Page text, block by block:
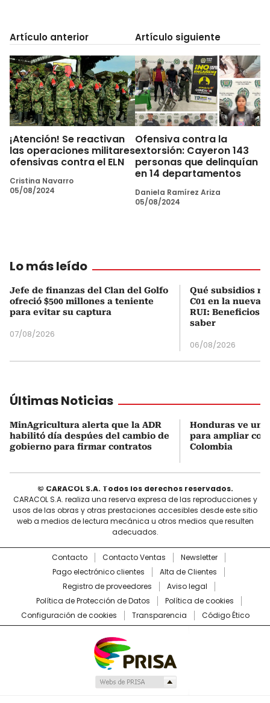
Artículo anterior
¡Atención! Se reactivan
las operaciones militares
ofensivas contra el ELN
Cristina Navarro
05/08/2024
Artículo siguiente
Ofensiva contra la
extorsión: Cayeron 143
personas que delinquían
en 14 departamentos
Daniela Ramírez Ariza
05/08/2024
Lo más leído
Jefe de finanzas del Clan del Golfo
ofreció $500 millones a teniente
para evitar su captura
07/08/2026
Qué subsidios
C01 en la nueva
RUI: Beneficios
saber
06/08/2026
Últimas Noticias
MinAgricultura alerta que la ADR
habilitó día despúes del cambio de
gobierno para firmar contratos
Honduras ve
para ampliar
Colombia
© CARACOL S.A. Todos los derechos reservados.
CARACOL S.A. realiza una reserva expresa de las reproducciones y
usos de las obras y otras prestaciones accesibles desde este sitio
web a medios de lectura mecánica u otros medios que resulten
adecuados.
Contacto Contacto Ventas
Newsletter
Pago electrónico clientes
Alta de Clientes
Registro de proveedores
Aviso legal
Política de Protección de Datos
Política de cookies
Configuración de cookies
Transparencia Código Ético